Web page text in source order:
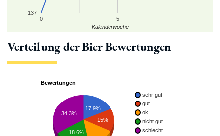
0 5
137
Kalenderwoche
Verteilung der Bier Bewertungen
Bewertungen
sehr gut
gut
ok
nicht gut
schlecht
17.9%
15%
34.3%
18.6%